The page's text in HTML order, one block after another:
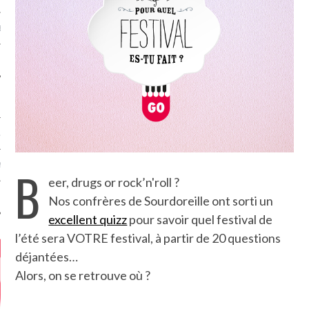
B
eer, drugs or rock’n'roll ?
Nos confrères de Sourdoreille ont sorti un
excellent quizzpour savoir quel festival de
l’été sera VOTRE festival, à partir de 20 questions
déjantées…
Alors, on se retrouve où ?